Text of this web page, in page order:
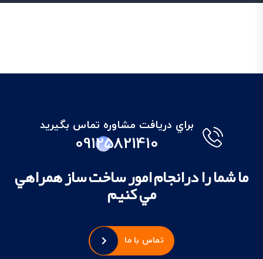
براي دريافت مشاوره تماس بگيريد
09125821410
ما شما را درانجام امور ساخت ساز همراهي
مي کنيم
تماس با ما